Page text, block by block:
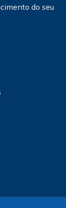
do seu